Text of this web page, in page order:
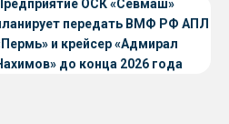
ОСК «Севмаш»
передать ВМФ РФ АПЛ
и крейсер «Адмирал
до конца 2026 года